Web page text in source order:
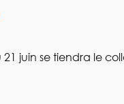
21 juin se tiendra le